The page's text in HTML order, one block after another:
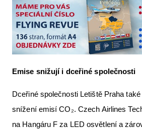
Emise snižují i dceřiné společnosti
Dceřiné společnosti Letiště Praha
snížení emisí CO₂. Czech Airlines
na Hangáru F za LED osvětlení a